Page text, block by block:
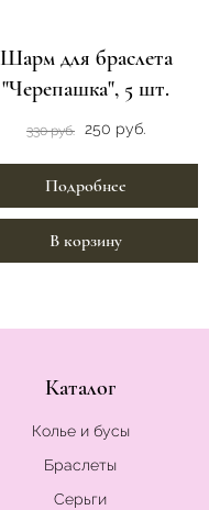
Шарм для браслета
"Черепашка", 5 шт.
330 руб. 250 руб.
Подробнее
В корзину
Каталог
Колье и бусы
Браслеты
Серьги